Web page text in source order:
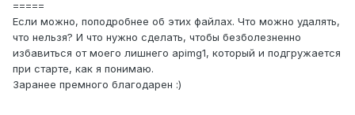
=====
Если можно, поподробнее об этих файлах. Что можно удалять,
что нельзя? И что нужно сделать, чтобы безболезненно
избавиться от моего лишнего apimg1, который и подгружается
при старте, как я понимаю.
Заранее премного благодарен :)